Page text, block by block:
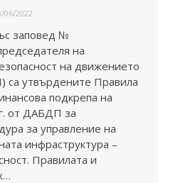
06/2022
заповед №
на
на движението
утвърдените Правила
подкрепа на
от ДАБДП за
за управление на
инфраструктура –
Правилата и